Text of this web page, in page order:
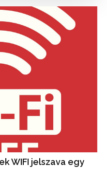
WIFI jelszava egy